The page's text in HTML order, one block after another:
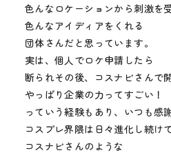
色んなロケーションから刺激を受
色んなアイディアをくれる
団体さんだと思っています。
実は、個人でロケ申請したら
断られその後、コスナビさんで
やっぱり企業の力ってすごい！
っていう経験もあり、いつも感
コスプレ界隈は日々進化し続けて
コスナビさんのような